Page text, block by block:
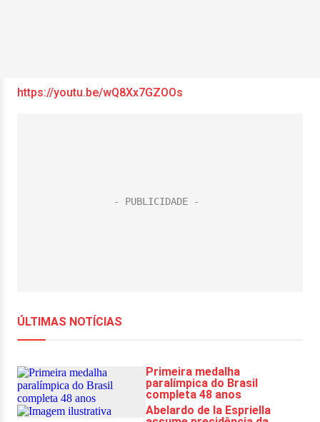
https://youtu.be/wQ8Xx7GZOOs